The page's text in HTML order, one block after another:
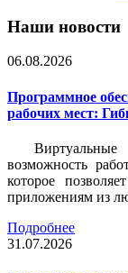
Наши новости
06.08.2026
Программное
рабочих мест:
возможность
которое
приложениям из
Подробнее
31.07.2026